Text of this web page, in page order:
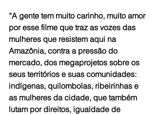
“A gente tem muito carinho, muito amor
por esse filme que traz as vozes das
mulheres que resistem aqui na
Amazônia, contra a pressão do
mercado, dos megaprojetos sobre os
seus territórios e suas comunidades:
indígenas, quilombolas, ribeirinhas e
as mulheres da cidade, que também
lutam por direitos, igualdade de